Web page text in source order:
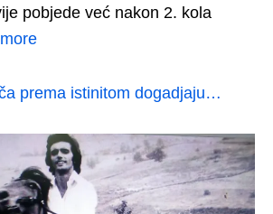
pobjede već nakon 2. kola
prema istinitom dogadjaju…